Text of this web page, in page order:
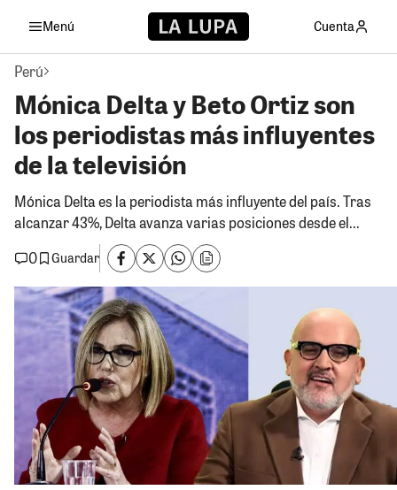
Menú Cuenta
Perú
Mónica Delta y Beto Ortiz son
los periodistas más influyentes
de la televisión
Mónica Delta es la periodista más influyente del país. Tras
alcanzar 43%, Delta avanza varias posiciones desde el...
0
Guardar